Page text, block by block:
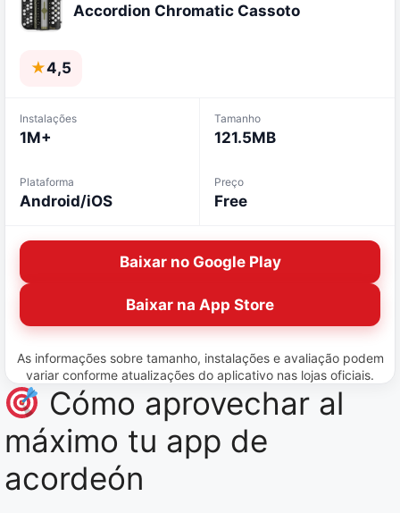
Accordion Chromatic Cassoto
★4,5
Instalações
1M+
Tamanho
121.5MB
Plataforma
Android/iOS
Preço
Free
Baixar no Google Play
Baixar na App Store
As informações sobre tamanho, instalações e avaliação podem
variar conforme atualizações do aplicativo nas lojas oficiais.
Cómo aprovechar al
máximo tu app de
acordeón